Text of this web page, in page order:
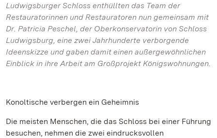
Ludwigsburger Schloss enthüllten das Team der
Restauratorinnen und Restauratoren nun gemeinsam mit
Dr. Patricia Peschel, der Oberkonservatorin von Schloss
Ludwigsburg, eine zwei Jahrhunderte verborgende
Ideenskizze und gaben damit einen außergewöhnlichen
Einblick in ihre Arbeit am Großprojekt Königswohnungen.
Konoltische verbergen ein Geheimnis
Die meisten Menschen, die das Schloss bei einer Führung
besuchen, nehmen die zwei eindrucksvollen